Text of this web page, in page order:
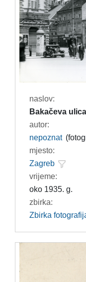
naslov:
Bakačeva ulica
autor:
nepoznat
mjesto:
Zagreb
vrijeme:
oko 1935. g.
zbirka:
Zbirka